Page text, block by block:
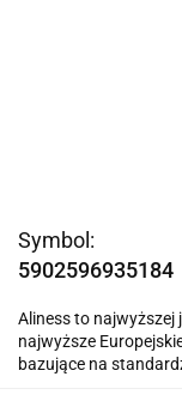
Symbol:
5902596935184
Aliness to najwyższej
najwyższe
bazujące na